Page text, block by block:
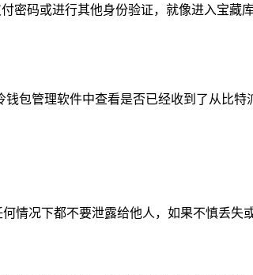
密码或进行其他身份验证，就像进入宝
包管理软件中查看是否已经收到了从比特
情况下都不要泄露给他人，如果不慎丢失